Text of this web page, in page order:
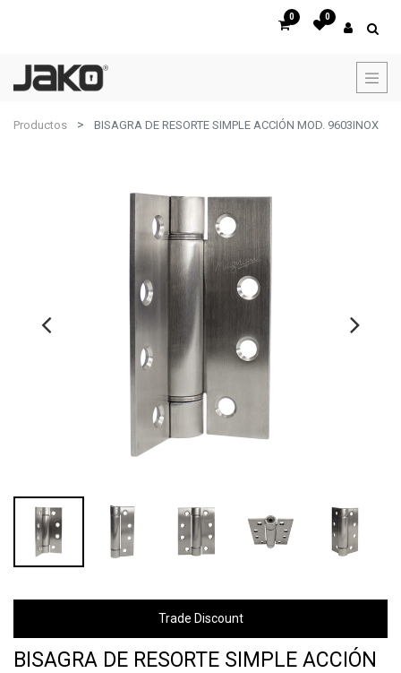
0 0
Productos BISAGRA DE RESORTE SIMPLE ACCIÓN MOD. 9603INOX
Trade Discount
BISAGRA DE RESORTE SIMPLE ACCIÓN